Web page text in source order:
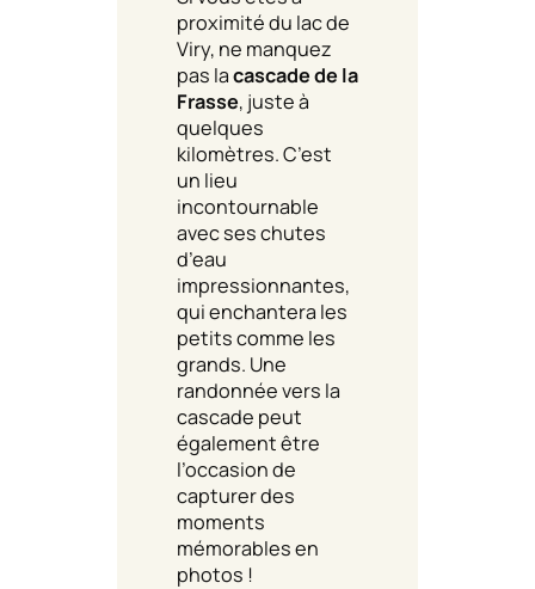
proximité du lac de
Viry, ne manquez
pas lacascade de la
Frasse, juste à
quelques
kilomètres. C’est
un lieu
incontournable
avec ses chutes
d’eau
impressionnantes,
qui enchantera les
petits comme les
grands. Une
randonnée vers la
cascade peut
également être
l’occasion de
capturer des
moments
mémorables en
photos !